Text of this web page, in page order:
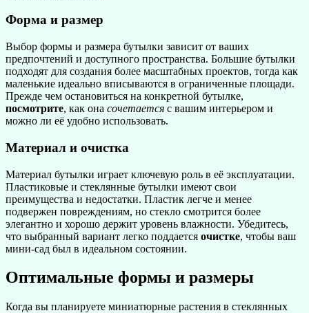
Форма и размер
Выбор формы и размера бутылки зависит от ваших
предпочтений и доступного пространства. Большие бутылки
подходят для создания более масштабных проектов, тогда как
маленькие идеально вписываются в ограниченные площади.
Прежде чем остановиться на конкретной бутылке,
посмотрите, как она сочетается с вашим интерьером и
можно ли её удобно использовать.
Материал и очистка
Материал бутылки играет ключевую роль в её эксплуатации.
Пластиковые и стеклянные бутылки имеют свои
преимущества и недостатки. Пластик легче и менее
подвержен повреждениям, но стекло смотрится более
элегантно и хорошо держит уровень влажности. Убедитесь,
что выбранный вариант легко поддается очистке, чтобы ваш
мини-сад был в идеальном состоянии.
Оптимальные формы и размеры
Когда вы планируете миниатюрные растения в стеклянных